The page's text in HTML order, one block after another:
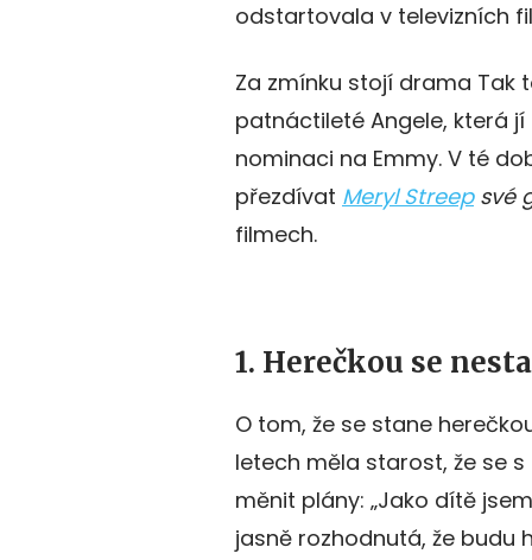
odstartovala v televizních
Za zmínku stojí drama Tak
patnáctileté Angele, která
nominaci na Emmy. V té
přezdívat Meryl Streepsvé
filmech.
1. Herečkou se
O tom, že se stane
letech měla starost, že se
měnit plány: „Jako dítě
jasně rozhodnutá, že budu